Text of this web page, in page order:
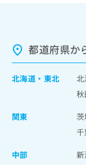
都道府県か
北海道 ・ 東北
関東
中部